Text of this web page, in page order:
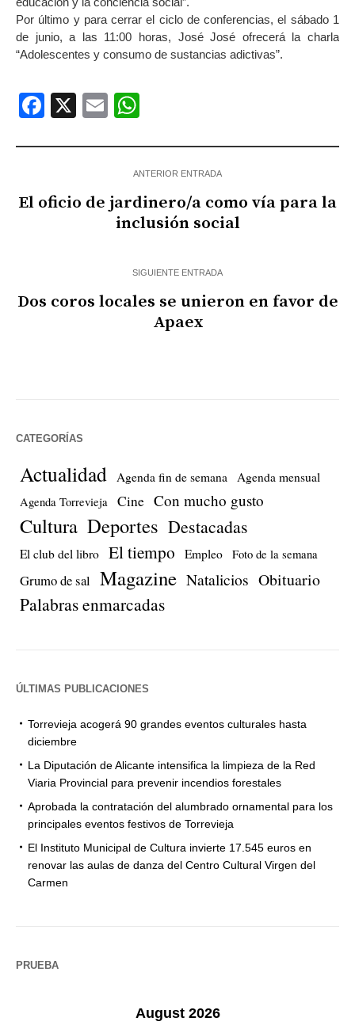
Por último y para cerrar el ciclo de conferencias, el sábado 1
de junio, a las 11:00 horas, José José ofrecerá la charla
“Adolescentes y consumo de sustancias adictivas”.
Facebook
X Email
ANTERIOR ENTRADA
El oficio de jardinero/a como vía para la
inclusión social
SIGUIENTE ENTRADA
Dos coros locales se unieron en favor de
Apaex
CATEGORÍAS
Actualidad Agenda fin de semana Agenda mensual
Agenda Torrevieja Cine Con mucho gusto
Cultura Deportes Destacadas
El club del libro El tiempo Empleo Foto de la semana
Grumo de sal Magazine Natalicios Obituario
Palabras enmarcadas
ÚLTIMAS PUBLICACIONES
Torrevieja acogerá 90 grandes eventos culturales hasta
diciembre
La Diputación de Alicante intensifica la limpieza de la Red
Viaria Provincial para prevenir incendios forestales
Aprobada la contratación del alumbrado ornamental para los
principales eventos festivos de Torrevieja
El Instituto Municipal de Cultura invierte 17.545 euros en
renovar las aulas de danza del Centro Cultural Virgen del
Carmen
PRUEBA
August 2026